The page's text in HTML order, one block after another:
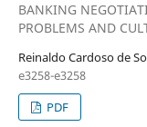
BANKING
PROBLEMS AND
Reinaldo Cardoso de
e3258-e3258
PDF